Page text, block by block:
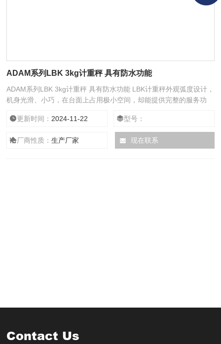
ADAM系列LBK 3kg计重秤 具有防水功能
ADAM系列LBK 3kg计重秤 具有防水功能 LBK计重秤外观弧度设计，
机身光滑、小巧，在台面上占用极小空间，却能提供完整的服务功
应用场所。
更新时间： 2024-11-22 型号：
厂商性质：生产厂家 现在联系
Contact Us